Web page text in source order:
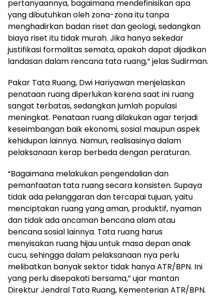
pertanyaannya, bagaimana mendefinisikan apa
yang dibutuhkan oleh zona-zona itu tanpa
menghadirkan badan riset dan geologi, sedangkan
biaya riset itu tidak murah. Jika hanya sekedar
justifikasi formalitas semata, apakah dapat dijadikan
landasan dalam rencana tata ruang,” jelas Sudirman.
Pakar Tata Ruang, Dwi Hariyawan menjelaskan
penataan ruang diperlukan karena saat ini ruang
sangat terbatas, sedangkan jumlah populasi
meningkat. Penataan ruang dilakukan agar terjadi
keseimbangan baik ekonomi, sosial maupun aspek
kehidupan lainnya. Namun, realisasinya dalam
pelaksanaan kerap berbeda dengan peraturan.
“Bagaimana melakukan pengendalian dan
pemanfaatan tata ruang secara konsisten. Supaya
tidak ada pelanggaran dan tercapai tujuan, yaitu
menciptakan ruang yang aman, produktif, nyaman
dan tidak ada ancaman bencana alam atau
bencana sosial lainnya. Tata ruang harus
menyisakan ruang hijau untuk masa depan anak
cucu, sehingga dalam pelaksanaan nya perlu
melibatkan banyak sektor tidak hanya ATR/BPN. Ini
yang perlu disepakati bersama,” ujar mantan
Direktur Jendral Tata Ruang, Kementerian ATR/BPN.